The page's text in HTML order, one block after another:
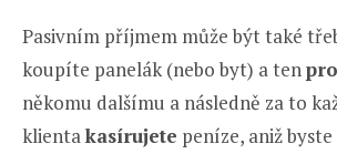
Pasivním příjmem může být také
koupíte panelák (nebo byt) a ten
někomu dalšímu a následně za to
klientakasírujete peníze, aniž byste